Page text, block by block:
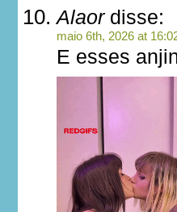
Alaordisse:
maio 6th, 2026 at
E esses